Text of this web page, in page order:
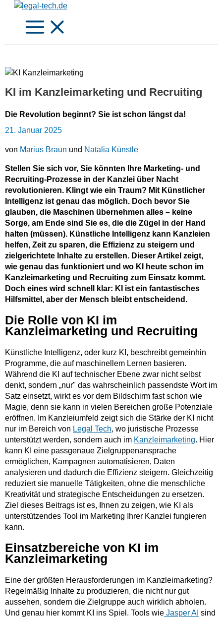
Zum
springen
KI im Kanzleimarketing und Recruiting
Die Revolution beginnt? Sie ist schon längst da!
21. Januar 2025
von Marius Braun und Natalia Künstle
Stellen Sie sich vor, Sie könnten Ihre Marketing- und
Recruiting-Prozesse in der Kanzlei über Nacht
revolutionieren. Klingt wie ein Traum? Mit Künstlicher
Intelligenz ist genau das möglich. Doch bevor Sie
glauben, die Maschinen übernehmen alles – keine
Sorge, am Ende sind Sie es, die die Zügel in der Hand
halten (müssen). Künstliche Intelligenz kann Kanzleien
helfen, Zeit zu sparen, die Effizienz zu steigern und
zielgerichtete Inhalte zu erstellen. Dieser Artikel zeigt,
wie genau das funktioniert und wo KI heute schon im
Kanzleimarketing und Recruiting zum Einsatz kommt.
Doch eines wird schnell klar: KI ist ein fantastisches
Hilfsmittel, aber der Mensch bleibt entscheidend.
Die Rolle von KI im
Kanzleimarketing und Recruiting
Künstliche Intelligenz, oder kurz KI, beschreibt gemeinhin
Programme, die auf maschinellem Lernen basieren.
Während die KI auf technischer Ebene zwar nicht selbst
denkt, sondern „nur" das wahrscheinlich passendste Wort im
Satz einsetzt, wirkt es vor dem Bildschirm fast schon wie
Magie, denn sie kann in vielen Bereichen große Potenziale
eröffnen. Im Kanzleiumfeld zeigt sich die Stärke der KI nicht
nur im Bereich von Legal Tech, wo juristische Prozesse
unterstützt werden, sondern auch im Kanzleimarketing. Hier
kann KI eine passgenaue Zielgruppenansprache
ermöglichen, Kampagnen automatisieren, Daten
analysieren und dadurch die Effizienz steigern. Gleichzeitig
reduziert sie manuelle Tätigkeiten, ohne die menschliche
Kreativität und strategische Entscheidungen zu ersetzen.
Ziel dieses Beitrags ist es, Ihnen zu zeigen, wie KI als
unterstützendes Tool im Marketing Ihrer Kanzlei fungieren
kann.
Einsatzbereiche von KI im
Kanzleimarketing
Eine der größten Herausforderungen im Kanzleimarketing?
Regelmäßig Inhalte zu produzieren, die nicht nur gut
aussehen, sondern die Zielgruppe auch wirklich abholen.
Und genau hier kommt KI ins Spiel. Tools wie Jasper AI sind